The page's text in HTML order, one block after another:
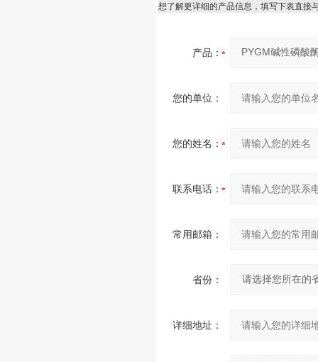
想了解更详细的产品信息，填写下表直接
产品：
您的单位：
您的姓名：
联系电话：
常用邮箱：
省份：
详细地址：